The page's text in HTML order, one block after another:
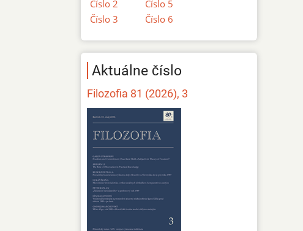
Číslo 2
Číslo 3
Číslo 5
Číslo 6
Aktuálne číslo
Filozofia 81 (2026), 3